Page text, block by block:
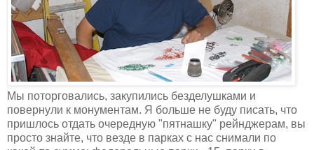
Мы поторговались, закупились безделушками и
повернули к монументам. Я больше не буду писать, что
пришлось отдать очередную "пятнашку" рейнджерам, вы
просто знайте, что везде в парках с нас снимали по